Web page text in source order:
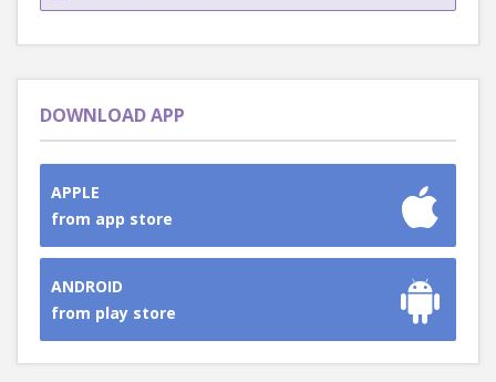
DOWNLOAD APP
APPLE
from app store
ANDROID
from play store